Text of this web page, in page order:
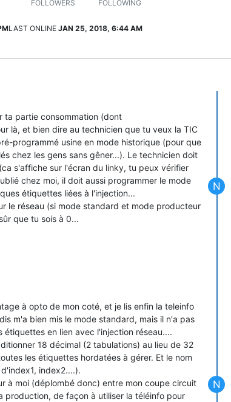
FOLLOWERS FOLLOWING
LAST ONLINE JAN 25, 2018, 6:44 AM
ta partie consommation (dont
là, et bien dire au technicien que tu veux la TIC
programmé usine en mode historique (pour que
chez les gens sans gêner...). Le technicien doit
s'affiche sur l'écran du linky, tu peux vérifier
chez moi, il doit aussi programmer le mode
étiquettes liées à l'injection...
le réseau (si mode standard et mode producteur
que tu sois à 0...
N
à opto de mon coté, et je lis enfin la teleinfo
m'a bien mis le mode standard, mais il n'a pas
en lien avec l'injection réseau....
18 décimal (2 tabulations) au lieu de 32
les étiquettes hordatées à gérer. Et le nom
index2....).
à moi (déplombé donc) entre mon coupe circuit
production, de façon à utiliser la téléinfo pour
N